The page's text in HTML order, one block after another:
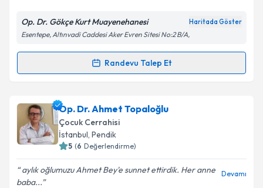
Kişisel verilerimin işlenmesine ilişkin
Metni'ni okudum ve kişisel verilerimin belirtilen
Takvim Talebini Gönder
Op. Dr. Gökçe Kurt Muayenehanesi Haritada Göster
Esentepe, Altınvadi Caddesi Aker Evren Sitesi No:2 B/A,
Randevu Talep Et
Randevu Takvimi Talebi
Op. Dr. Gökçe Kurtiçin randevu takvimi talebi
oluşturun. Size bu uzmandan randevu almanız için bir
takvim hazırlandığında e-posta ile bilgilendireceğiz.
Op. Dr. Ahmet Topaloğlu
Çocuk Cerrahisi
İstanbul, Pendik
5 (6 Değerlendirme)
aylık oğlumuzu Ahmet Bey'e sunnet ettirdik. Her anne
baba...
Devamı